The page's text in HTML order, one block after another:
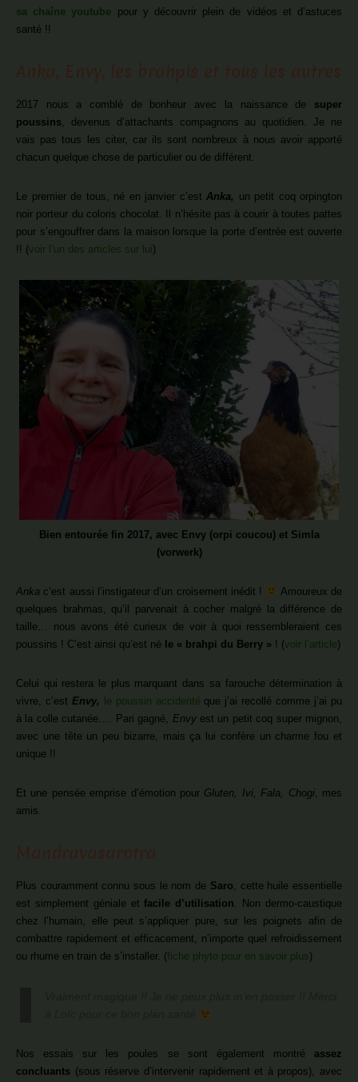
sa chaîne youtube pour y découvrir plein de vidéos et d’astuces
santé !!
2017 nous a comblé de bonheur avec la naissance de super
poussins, devenus d’attachants compagnons au quotidien. Je ne
vais pas tous les citer, car ils sont nombreux à nous avoir apporté
chacun quelque chose de particulier ou de différent.
Le premier de tous, né en janvier c’est Anka, un petit coq orpington
noir porteur du coloris chocolat. Il n’hésite pas à courir à toutes pattes
pour s’engouffrer dans la maison lorsque la porte d’entrée est ouverte
!! (voir l’un des articles sur lui)
Bien entourée fin 2017, avec Envy (orpi coucou) et Simla
(vorwerk)
Anka c’est aussi l’instigateur d’un croisement inédit !
Amoureux de
quelques brahmas, qu’il parvenait à cocher malgré la différence de
taille… nous avons été curieux de voir à quoi ressembleraient ces
poussins ! C’est ainsi qu’est né
le « brahpi du Berry » ! (voir l’article)
Celui qui restera le plus marquant dans sa farouche détermination à
vivre, c’est Envy, le poussin accidenté que j’ai recollé comme j’ai pu
à la colle cutanée…. Pari gagné, Envyest un petit coq super mignon,
avec une tête un peu bizarre, mais ça lui confère un charme fou et
unique !!
Et une pensée emprise d’émotion pour Gluten, Ivi, Fala, Chogi, mes
amis.
Plus couramment connu sous le nom de Saro, cette huile essentielle
est simplement géniale etfacile d’utilisation. Non dermo-caustique
chez l’humain, elle peut s’appliquer pure, sur les poignets afin de
combattre rapidement et efficacement, n’importe quel refroidissement
ou rhume en train de s’installer. (fiche phyto pour en savoir plus)
Nos essais sur les poules se sont également montré assez
concluants (sous réserve d’intervenir rapidement et à propos), avec